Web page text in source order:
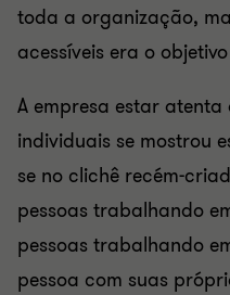
toda a organização,
acessíveis era o
A empresa estar atenta
individuais se mostrou
se no clichê recém-
pessoas trabalhando
pessoas trabalhando
pessoa com suas